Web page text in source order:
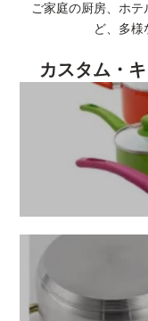
ご家庭の厨房、ホ
ど、多様
カスタム・